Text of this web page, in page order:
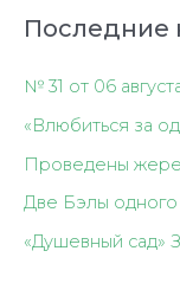
Последние
№ 31 от 06
«Влюбиться за
Проведены
Две Бэлы одного
«Душевный сад»